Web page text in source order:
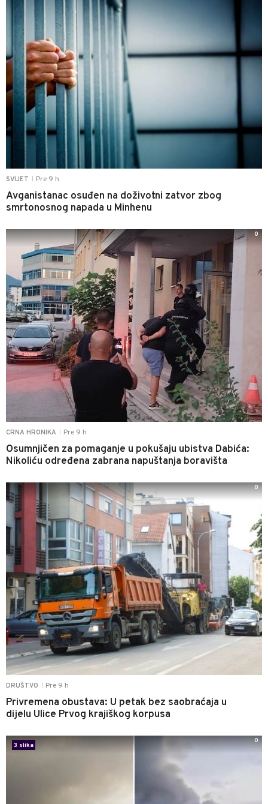
SVIJET Pre 9 h
Avganistanac osuđen na doživotni zatvor zbog
smrtonosnog napada u Minhenu
CRNA HRONIKA Pre 9 h
Osumnjičen za pomaganje u pokušaju ubistva Dabića:
Nikoliću određena zabrana napuštanja boravišta
0
DRUŠTVO Pre 9 h
Privremena obustava: U petak bez saobraćaja u
dijelu Ulice Prvog krajiškog korpusa
0
3 slika
0